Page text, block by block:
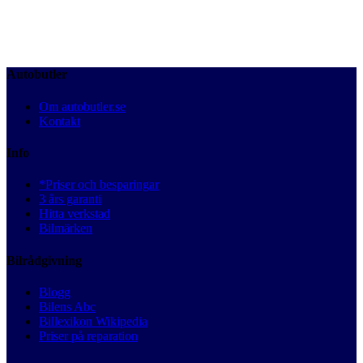
Autobutler
Om autobutler.se
Kontakt
Info
*Priser och besparingar
3 års garanti
Hitta verkstad
Bilmärken
Bilrådgivning
Blogg
Bilens Abc
Billexikon Wikipedia
Priser på reparation